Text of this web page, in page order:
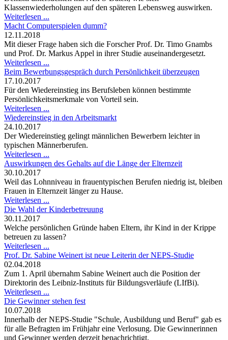
Klassenwiederholungen auf den späteren Lebensweg auswirken.
Weiterlesen ...
Macht Computerspielen dumm?
12.11.2018
Mit dieser Frage haben sich die Forscher Prof. Dr. Timo Gnambs
und Prof. Dr. Markus Appel in ihrer Studie auseinandergesetzt.
Weiterlesen ...
Beim Bewerbungsgespräch durch Persönlichkeit überzeugen
17.10.2017
Für den Wiedereinstieg ins Berufsleben können bestimmte
Persönlichkeitsmerkmale von Vorteil sein.
Weiterlesen ...
Wiedereinstieg in den Arbeitsmarkt
24.10.2017
Der Wiedereinstieg gelingt männlichen Bewerbern leichter in
typischen Männerberufen.
Weiterlesen ...
Auswirkungen des Gehalts auf die Länge der Elternzeit
30.10.2017
Weil das Lohnniveau in frauentypischen Berufen niedrig ist, bleiben
Frauen in Elternzeit länger zu Hause.
Weiterlesen ...
Die Wahl der Kinderbetreuung
30.11.2017
Welche persönlichen Gründe haben Eltern, ihr Kind in der Krippe
betreuen zu lassen?
Weiterlesen ...
Prof. Dr. Sabine Weinert ist neue Leiterin der NEPS-Studie
02.04.2018
Zum 1. April übernahm Sabine Weinert auch die Position der
Direktorin des Leibniz-Instituts für Bildungsverläufe (LIfBi).
Weiterlesen ...
Die Gewinner stehen fest
10.07.2018
Innerhalb der NEPS-Studie "Schule, Ausbildung und Beruf" gab es
für alle Befragten im Frühjahr eine Verlosung. Die Gewinnerinnen
und Gewinner werden derzeit benachrichtigt.